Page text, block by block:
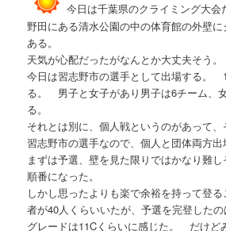
今日は千葉県のクライミング大会
野田にある清水公園の中の体育館の外壁
ある。
天気が心配だったがなんとか大丈夫そう。
今日は習志野市の選手として出場する。
る。 男子と女子があり男子は6チーム、
る。
それとは別に、個人戦というのがあって、
習志野市の選手なので、個人と団体両方出
まずは予選、壁を見た限りではかなり難
順番になった。
しかし思ったよりも楽で余裕を持って登
者が40人くらいいたが、予選を完登したの
グレードは11Cくらいに感じた。 だけど